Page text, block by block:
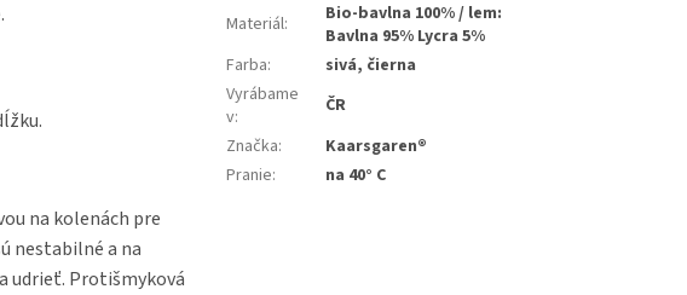
na kolenách pre
nestabilné a na
udrieť. Protišmyková
Materiál:
Bio-bavlna 100% / lem:
Bavlna 95% Lycra 5%
Farba:
sivá, čierna
Vyrábame
v:
ČR
Značka:
Kaarsgaren®
Pranie: na 40° C